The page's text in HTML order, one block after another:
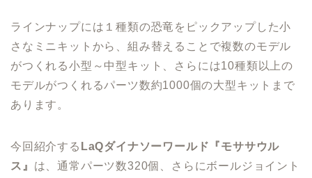
ラインナップには１種類の恐竜をピックアップした小
さなミニキットから、組み替えることで複数のモデル
がつくれる小型～中型キット、さらには10種類以上の
モデルがつくれるパーツ数約1000個の大型キットまで
あります。
今回紹介する LaQダイナソーワールド 『モササウル
ス 』 は、通常パーツ数320個、さらにボールジョイント